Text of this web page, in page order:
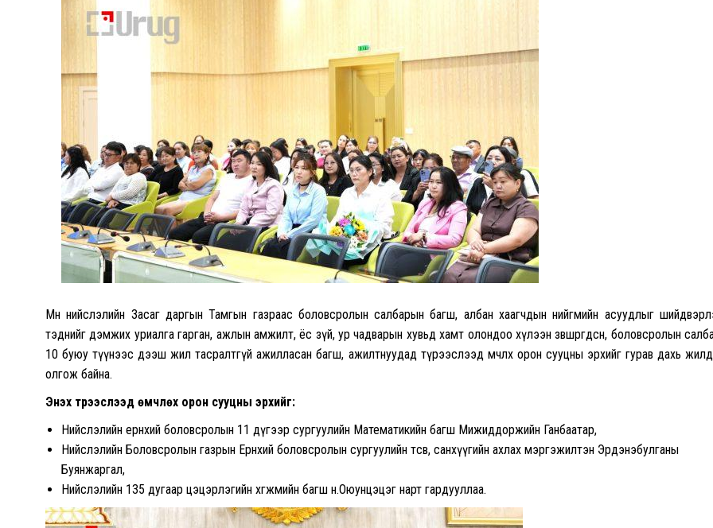
Мөн нийслэлийн Засаг даргын Тамгын газраас боловсролын салбарын багш, албан хаагчдын нийгмийн асуудлыг
тэднийг дэмжих уриалга гарган, ажлын амжилт, ёс зүй, ур чадварын хувьд хамт олондоо хүлээн зөвшөөрөгдсөн, боловсролын
10 буюу түүнээс дээш жил тасралтгүй ажилласан багш, ажилтнуудад түрээслээд өмчлөх орон сууцны эрхийг гурав дахь
олгож байна.
Энэхүү түрээслээд өмчлөх орон сууцны эрхийг:
Нийслэлийн ерөнхий боловсролын 11 дүгээр сургуулийн Математикийн багш Мижиддоржийн Ганбаатар,
Нийслэлийн Боловсролын газрын Ерөнхий боловсролын сургуулийн төсөв, санхүүгийн ахлах мэргэжилтэн Эрдэнэбулганы
Буянжаргал,
Нийслэлийн 135 дугаар цэцэрлэгийн хөгжмийн багш н.Оюунцэцэг нарт гардууллаа.